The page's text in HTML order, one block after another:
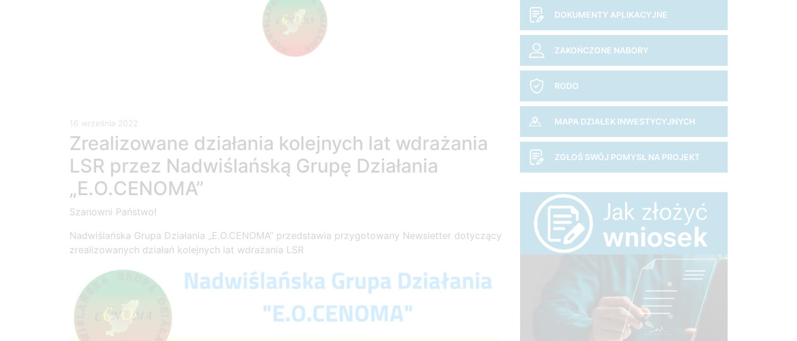
16 września 2022
Zrealizowane działania kolejnych lat wdrażania
LSR przez Nadwiślańską Grupę Działania
„E.O.CENOMA”
Szanowni Państwo!
Nadwiślańska Grupa Działania „E.O.CENOMA” przedstawia przygotowany Newsletter dotyczący
zrealizowanych działań kolejnych lat wdrażania LSR
DOKUMENTY APLIKACYJNE
ZAKOŃCZONE NABORY
RODO
MAPA DZIAŁEK INWESTYCYJNYCH
ZGŁOŚ SWÓJ POMYSŁ NA PROJEKT